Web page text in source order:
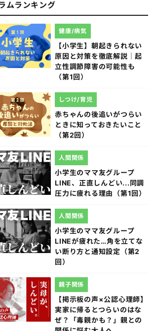
ムランキング
【小学生】朝起きられない
原因と対策を徹底解説｜起
立性調節障害の可能性も
（第1回）
健康/病気
赤ちゃんの後追いがつらい
ときに知っておきたいこと
（第2回）
しつけ/育児
小学生のママ友グループ
LINE、正直しんどい...同調
圧力に疲れる理由（第1回）
人間関係
小学生のママ友グループ
LINEが疲れた…角を立てな
い断り方と通知設定（第2
回）
人間関係
【掲示板の声×公認心理師】
実家に帰るとつらいのはな
ぜ？「毒親かも？」親との
親子関係